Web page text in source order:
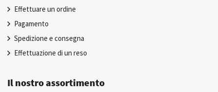
Effettuare un ordine
Pagamento
Spedizione e consegna
Effettuazione di un reso
Il nostro assortimento